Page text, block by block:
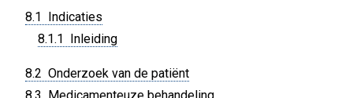
8.1 Indicaties
8.1.1 Inleiding
8.2 Onderzoek van de patiënt